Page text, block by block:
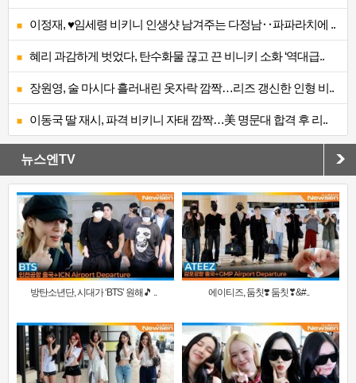
이정재, ♥임세령 비키니 인생샷 남겨주는 다정남‥파파라치에 ..
혜리 과감하게 벗었다, 탄수화물 끊고 끈 비니키 소화 ‘역대급..
장원영, 술 마시다 흘러내린 옷자락 깜짝…리즈 갱신한 인형 비..
이동국 딸 재시, 파격 비키니 자태 깜짝…美 명문대 합격 후 리..
뉴스엔TV
방탄소년단, 시대가 ‘BTS’ 원해🎵 .. 에이티즈, 둠칫❣️ 둠칫❣&#..